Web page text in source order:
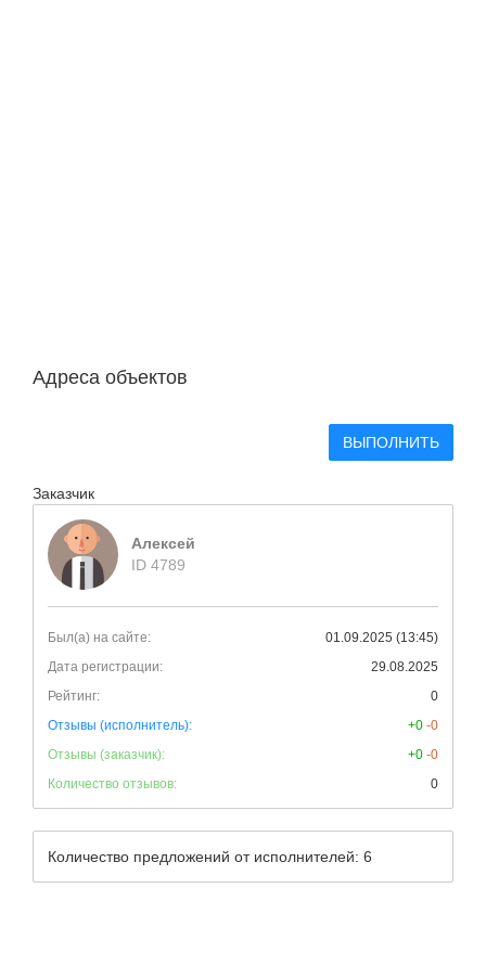
Адреса объектов
ВЫПОЛНИТЬ
Заказчик
Алексей
ID 4789
Был(а) на сайте:
01.09.2025 (13:45)
Дата регистрации:
29.08.2025
Рейтинг:
0
Отзывы (исполнитель):
+0 -0
Отзывы (заказчик):
+0 -0
Количество отзывов:
0
Количество предложений от исполнителей: 6